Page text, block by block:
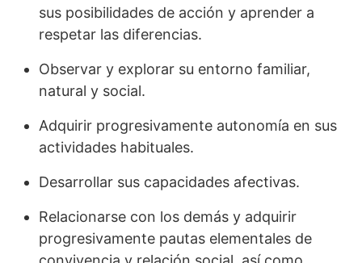
sus posibilidades de acción y aprender a
respetar las diferencias.
Observar y explorar su entorno familiar,
natural y social.
Adquirir progresivamente autonomía en sus
actividades habituales.
Desarrollar sus capacidades afectivas.
Relacionarse con los demás y adquirir
progresivamente pautas elementales de